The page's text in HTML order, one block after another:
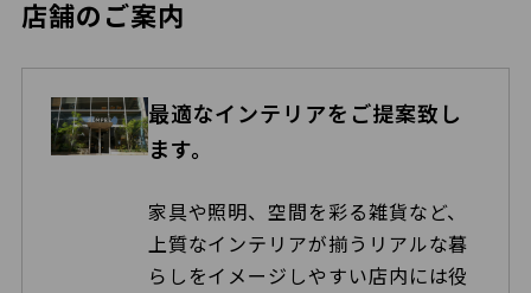
店舗のご案内
最適なインテリアをご提案致し
ます。
家具や照明、空間を彩る雑貨など、
上質なインテリアが揃うリアルな暮
らしをイメージしやすい店内には役